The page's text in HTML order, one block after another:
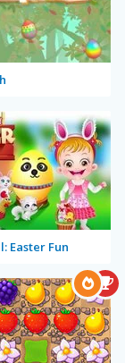
Easter Fun